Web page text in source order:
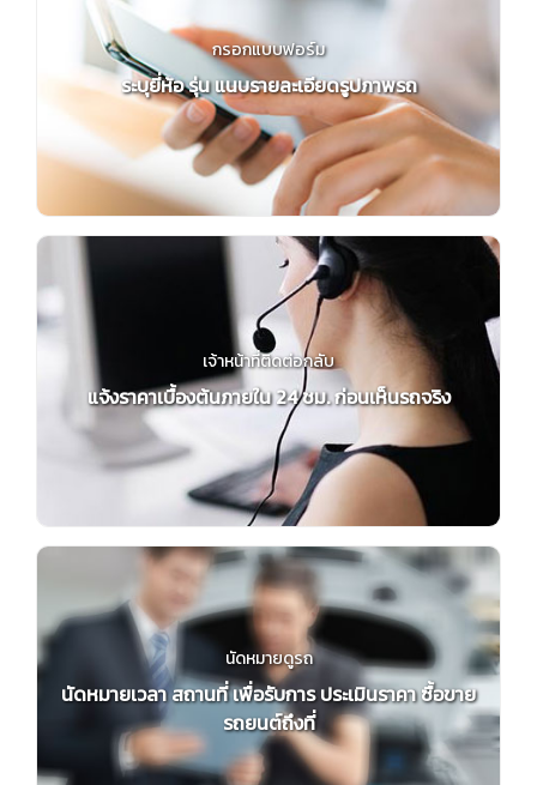
กรอกแบบฟอร์ม
ระบุยี่ห้อ รุ่น แนบรายละเอียดรูปภาพรถ
เจ้าหน้าที่ติดต่อกลับ
แจ้งราคาเบื้องต้นภายใน 24 ชม. ก่อนเห็นรถจริง
นัดหมายดูรถ
นัดหมายเวลา สถานที่ เพื่อรับการ ประเมินราคา ซื้อขาย
รถยนต์ถึงที่